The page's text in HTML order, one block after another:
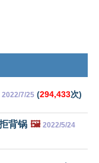
2022/7/25 (294,433次)
背锅 🖼️ 2022/5/24